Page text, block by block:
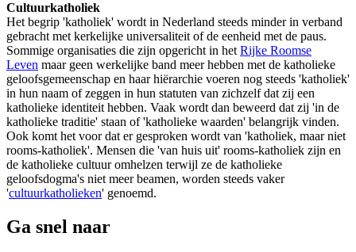
Cultuurkatholiek
Het begrip 'katholiek' wordt in Nederland steeds minder in verband
gebracht met kerkelijke universaliteit of de eenheid met de paus.
Sommige organisaties die zijn opgericht in het Rijke Roomse
Leven maar geen werkelijke band meer hebben met de katholieke
geloofsgemeenschap en haar hiërarchie voeren nog steeds 'katholiek'
in hun naam of zeggen in hun statuten van zichzelf dat zij een
katholieke identiteit hebben. Vaak wordt dan beweerd dat zij 'in de
katholieke traditie' staan of 'katholieke waarden' belangrijk vinden.
Ook komt het voor dat er gesproken wordt van 'katholiek, maar niet
rooms-katholiek'. Mensen die 'van huis uit' rooms-katholiek zijn en
de katholieke cultuur omhelzen terwijl ze de katholieke
geloofsdogma's niet meer beamen, worden steeds vaker
'cultuurkatholieken' genoemd.
Ga snel naar